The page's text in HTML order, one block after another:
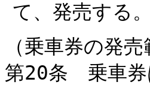
て、発売する。
（乗車券の発売
第20条 乗車券